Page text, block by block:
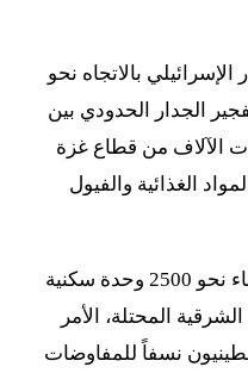
بالاتجاه نحو
الجدار الحدودي بين
الآلاف من قطاع غزة
الغذائية والفيول
-أقرت السلطات الإسرائيلية بناء نحو 2500 وحدة سكنية
المحتلة، الأمر
نسفاً للمفاوضات